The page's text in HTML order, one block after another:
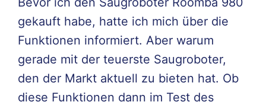
gekauft habe, hatte ich mich über die
Funktionen informiert. Aber warum
gerade mit der teuerste Saugroboter,
den der Markt aktuell zu bieten hat. Ob
diese Funktionen dann im Test des